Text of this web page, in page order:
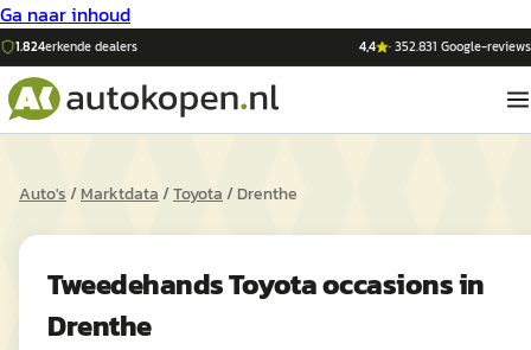
Ga naar inhoud
1.824erkende dealers 4,4 ·352.831 Google-reviews
Auto's/Marktdata/Toyota/Drenthe
TweedehandsToyotaoccasions in
Drenthe